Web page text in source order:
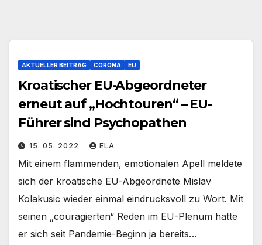
AKTUELLER BEITRAG CORONA EU
Kroatischer EU-Abgeordneter
erneut auf „Hochtouren“ – EU-
Führer sind Psychopathen
15. 05. 2022 ELA
Mit einem flammenden, emotionalen Apell meldete
sich der kroatische EU-Abgeordnete Mislav
Kolakusic wieder einmal eindrucksvoll zu Wort. Mit
seinen „couragierten“ Reden im EU-Plenum hatte
er sich seit Pandemie-Beginn ja bereits…